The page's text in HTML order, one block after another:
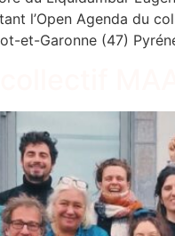
l’Open Agenda du
et-Garonne (47)